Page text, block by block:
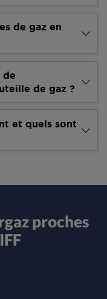
de gaz en
de
de gaz ?
et quels sont
proches